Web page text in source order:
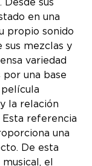
en una
propio sonido
sus mezclas y
variedad
una base
la relación
Esta referencia
una
De esta
el